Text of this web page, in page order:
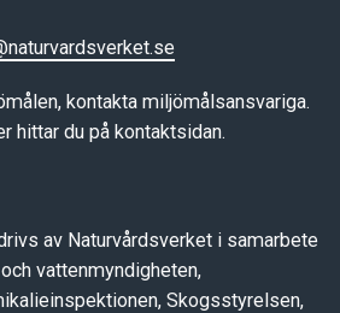
kontakta miljömålsansvariga.
hittar du på kontaktsidan.
av Naturvårdsverket i samarbete
vattenmyndigheten,
Skogsstyrelsen,